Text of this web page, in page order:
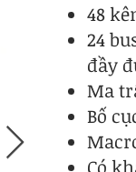
48
24
đầy
Ma
Bố
Có